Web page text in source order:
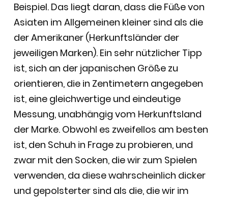
Beispiel. Das liegt daran, dass die Füße von
Asiaten im Allgemeinen kleiner sind als die
der Amerikaner (Herkunftsländer der
jeweiligen Marken). Ein sehr nützlicher Tipp
ist, sich an der japanischen Größe zu
orientieren, die in Zentimetern angegeben
ist, eine gleichwertige und eindeutige
Messung, unabhängig vom Herkunftsland
der Marke. Obwohl es zweifellos am besten
ist, den Schuh in Frage zu probieren, und
zwar mit den Socken, die wir zum Spielen
verwenden, da diese wahrscheinlich dicker
und gepolsterter sind als die, die wir im